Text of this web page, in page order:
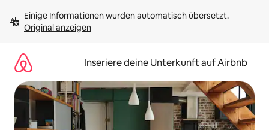
Inhalten
springenOriginal anzeigen
Inseriere deine Unterkunft auf Airbnb